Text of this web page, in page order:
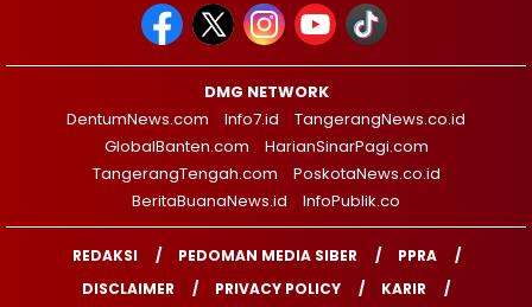
DMG NETWORK
DentumNews.com
Info7.id
TangerangNews.co.id
GlobalBanten.com
HarianSinarPagi.com
TangerangTengah.com
PoskotaNews.co.id
BeritaBuanaNews.id
InfoPublik.co
REDAKSI PEDOMAN MEDIA SIBER
PPRA
DISCLAIMER
PRIVACY POLICY KARIR